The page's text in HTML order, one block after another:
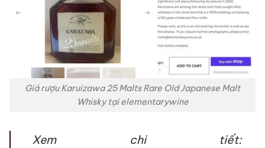
Giá rượu Karuizawa 25 Malts Rare Old Japanese Malt
Whisky tại elementarywine
Xem chi tiết: